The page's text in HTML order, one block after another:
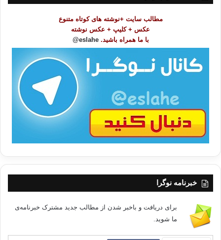
مطالب سایت +نوشته های کوتاه متنوع
عکس + کلیپ + عکس نوشته
با ما همراه باشید. eslahe@
خبرنامه نوگرا
برای دریافت و باخبر شدن از مطالب جدید مشترک خبرنامه‌ی
ما شوید.